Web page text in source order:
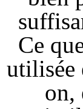
Ce
utilisée
on,